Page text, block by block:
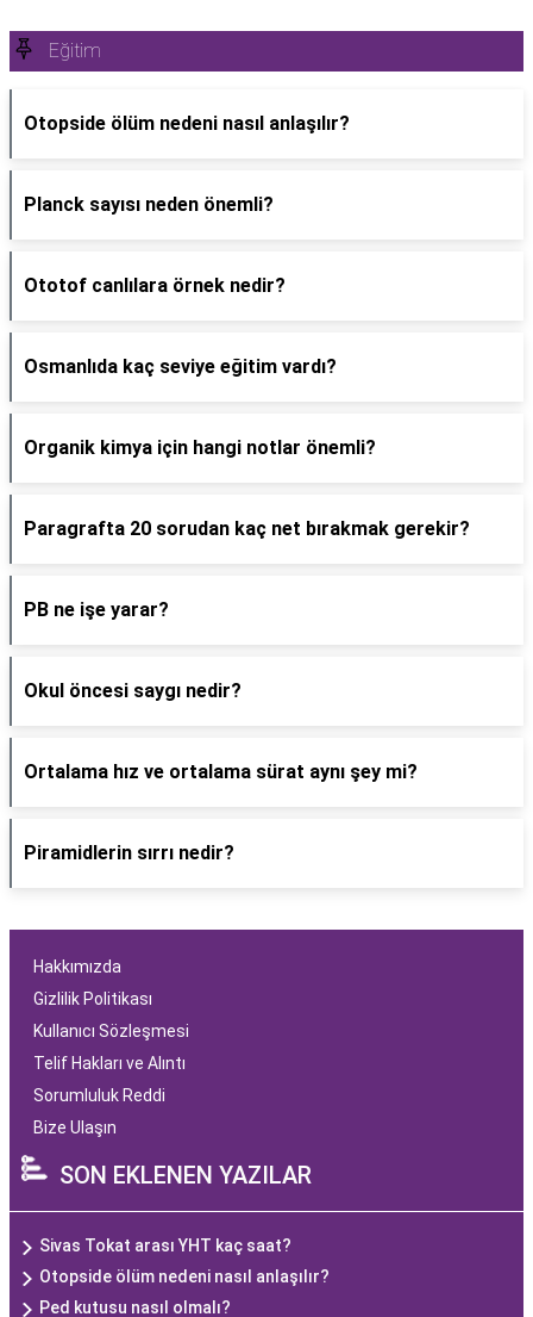
Eğitim
Otopside ölüm nedeni nasıl anlaşılır?
Planck sayısı neden önemli?
Ototof canlılara örnek nedir?
Osmanlıda kaç seviye eğitim vardı?
Organik kimya için hangi notlar önemli?
Paragrafta 20 sorudan kaç net bırakmak gerekir?
PB ne işe yarar?
Okul öncesi saygı nedir?
Ortalama hız ve ortalama sürat aynı şey mi?
Piramidlerin sırrı nedir?
Hakkımızda
Gizlilik Politikası
Kullanıcı Sözleşmesi
Telif Hakları ve Alıntı
Sorumluluk Reddi
Bize Ulaşın
SON EKLENEN YAZILAR
Sivas Tokat arası YHT kaç saat?
Otopside ölüm nedeni nasıl anlaşılır?
Ped kutusu nasıl olmalı?